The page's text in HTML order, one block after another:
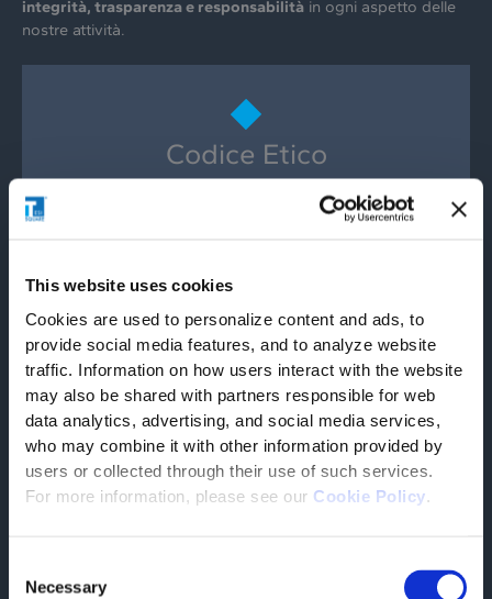
This website uses cookies
Cookies are used to personalize content and ads, to
provide social media features, and to analyze website
traffic. Information on how users interact with the website
may also be shared with partners responsible for web
data analytics, advertising, and social media services,
who may combine it with other information provided by
users or collected through their use of such services.
For more information, please see our Cookie Policy.
Selection
Necessary
integrità, trasparenza e responsabilità in ogni aspetto delle
nostre attività.
Codice Etico
Il nostro Codice Etico definisce i valori fondamentali
e i principi guida che orientano le nostre decisioni e
trasparenza.
SCOPRI DI PIÙ
Compliance Policy
standard per operare nel rispetto della legge e